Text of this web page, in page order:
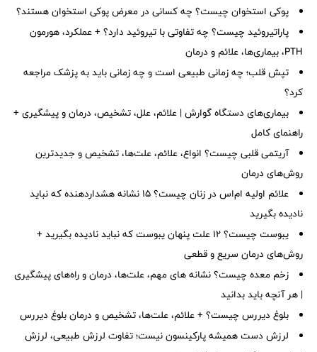
پوکی استخوان چیست؟ چه کسانی در معرض پوکی استخوان هستند؟
پاراتیروئید چیست؟ چه تفاوتی با تیروئید دارد؟ + عملکرد، هورمون
PTH، بیماری‌ها، علائم و درمان
تپش قلب؛ چه زمانی طبیعی است و چه زمانی باید به پزشک مراجعه
کرد؟
بیماری‌های دستگاه گوارش | علائم، علل، تشخیص، درمان و پیشگیری +
راهنمای کامل
آریتمی قلبی چیست؟ انواع، علائم، علت‌ها، تشخیص و جدیدترین
روش‌های درمان
علائم اولیه ام‌اس در زنان چیست؟ ۱۵ نشانه هشداردهنده که نباید
نادیده بگیرید
یبوست چیست؟ ۱۲ علت پنهان یبوست که نباید نادیده بگیرید +
روش‌های درمان سریع و قطعی
زخم معده چیست؟ نشانه های مهم، علت‌ها، درمان و راه‌های پیشگیری
| هر آنچه باید بدانید
بلوغ دیررس چیست؟ + علائم، علت‌ها، تشخیص و درمان بلوغ دیررس
لرزش دست همیشه پارکینسون نیست؛ تفاوت لرزش طبیعی، لرزش